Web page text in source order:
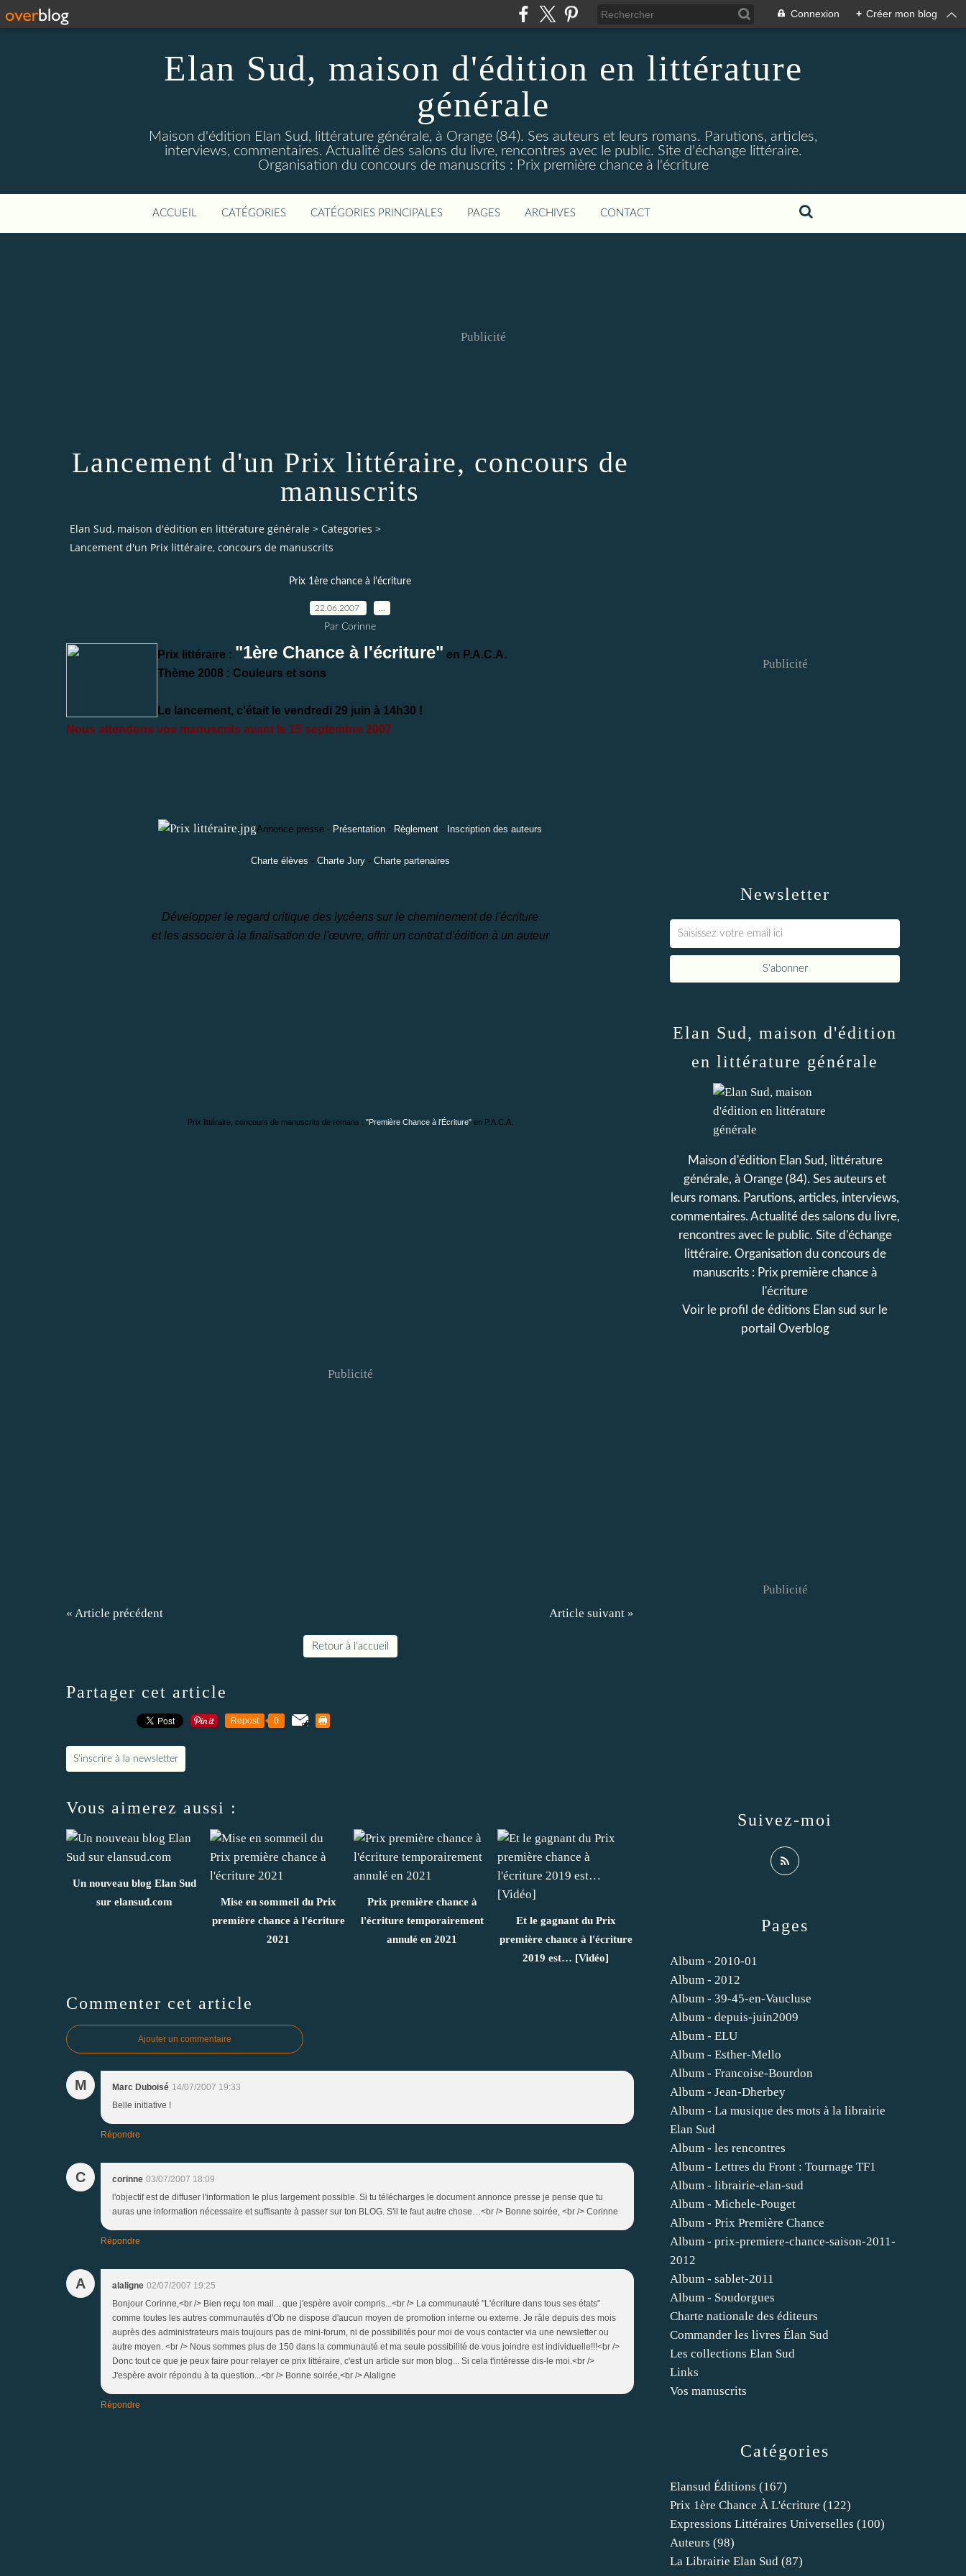
Connexion + Créer mon blog
Elan Sud, maison d'édition en littérature
générale
Maison d'édition Elan Sud, littérature générale, à Orange (84). Ses auteurs et leurs romans. Parutions, articles,
interviews, commentaires. Actualité des salons du livre, rencontres avec le public. Site d'échange littéraire.
Organisation du concours de manuscrits : Prix première chance à l'écriture
ACCUEIL CATÉGORIES CATÉGORIES PRINCIPALES PAGES ARCHIVES CONTACT
Publicité
Lancement d'un Prix littéraire, concours de
manuscrits
Elan Sud, maison d'édition en littérature générale > Categories >
Lancement d'un Prix littéraire, concours de manuscrits
Prix 1ère chance à l'écriture
22.06.2007
Par Corinne
Prix littéraire : "1ère Chance à l'écriture" en P.A.C.A.
Thème 2008 : Couleurs et sons
Le lancement, c'était le vendredi 29 juin à 14h30 !
Nous attendons vos manuscrits avant le 15 septembre 2007
Annonce presse - Présentation - Règlement - Inscription des auteurs
Charte élèves - Charte Jury- Charte partenaires
Développer le regard critique des lycéens sur le cheminement de l'écriture
et les associer à la finalisation de l'œuvre, offrir un contrat d'édition à un auteur
Prix littéraire, concours de manuscrits de romans : "Première Chance à l'Écriture" en P.A.C.A.
Publicité
« Article précédent Article suivant »
Retour à l'accueil
Partager cet article
Repost 0
S'inscrire à la newsletter
Vous aimerez aussi :
Un nouveau blog Elan Sud
sur elansud.com
Mise en sommeil du Prix
première chance à l'écriture
2021
Prix première chance à
l'écriture temporairement
annulé en 2021
Et le gagnant du Prix
première chance à l'écriture
2019 est… [Vidéo]
Commenter cet article
Ajouter un commentaire
M Marc Duboisé 14/07/2007 19:33
Belle initiative !
Répondre
C corinne 03/07/2007 18:09
l'objectif est de diffuser l'information le plus largement possible. Si tu télécharges le document annonce presse je pense que tu
auras une information nécessaire et suffisante à passer sur ton BLOG. S'il te faut autre chose…<br /> Bonne soirée, <br /> Corinne
Répondre
A alaligne 02/07/2007 19:25
Bonjour Corinne,<br /> Bien reçu ton mail... que j'espère avoir compris...<br /> La communauté "L'écriture dans tous ses états"
comme toutes les autres communautés d'Ob ne dispose d'aucun moyen de promotion interne ou externe. Je râle depuis des mois
auprès des administrateurs mais toujours pas de mini-forum, ni de possibilités pour moi de vous contacter via une newsletter ou
autre moyen. <br /> Nous sommes plus de 150 dans la communauté et ma seule possibilité de vous joindre est individuelle!!!<br />
Donc tout ce que je peux faire pour relayer ce prix littéraire, c'est un article sur mon blog... Si cela t'intéresse dis-le moi.<br />
J'espère avoir répondu à ta question...<br /> Bonne soirée,<br /> Alaligne
Répondre
Newsletter
Publicité
Catégories
Elansud Éditions (167)
Prix 1ère Chance À L'écriture (122)
Expressions Littéraires Universelles (100)
Auteurs (98)
La Librairie Elan Sud (87)
Pages
Album - 2010-01
Album - 2012
Album - 39-45-en-Vaucluse
Album - depuis-juin2009
Album - ELU
Album - Esther-Mello
Album - Francoise-Bourdon
Album - Jean-Dherbey
Album - La musique des mots à la librairie
Elan Sud
Album - les rencontres
Album - Lettres du Front : Tournage TF1
Album - librairie-elan-sud
Album - Michele-Pouget
Album - Prix Première Chance
Album - prix-premiere-chance-saison-2011-
2012
Album - sablet-2011
Album - Soudorgues
Charte nationale des éditeurs
Commander les livres Élan Sud
Les collections Elan Sud
Links
Vos manuscrits
Elan Sud, maison d'édition
en littérature générale
Maison d'édition Elan Sud, littérature
générale, à Orange (84). Ses auteurs et
leurs romans. Parutions, articles, interviews,
commentaires. Actualité des salons du livre,
rencontres avec le public. Site d'échange
littéraire. Organisation du concours de
manuscrits : Prix première chance à
l'écriture
Voir le profil de éditions Elan sud sur le
portail Overblog
Suivez-moi
Publicité